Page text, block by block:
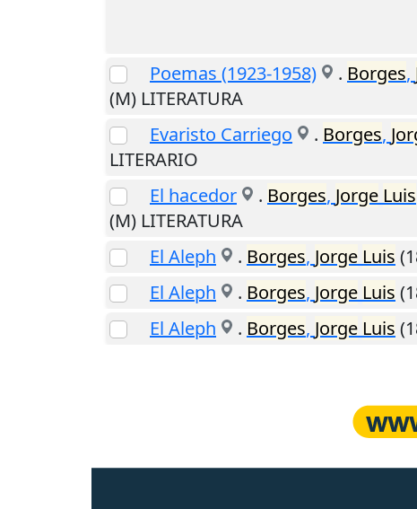
Poemas (1923-1958) . Borges,
(M) LITERATURA
Evaristo Carriego
. Borges,
LITERARIO
El hacedor
. Borges, Jorge Luis
(M) LITERATURA
El Aleph
. Borges, Jorge Luis
El Aleph
. Borges, Jorge Luis
El Aleph
. Borges, Jorge Luis